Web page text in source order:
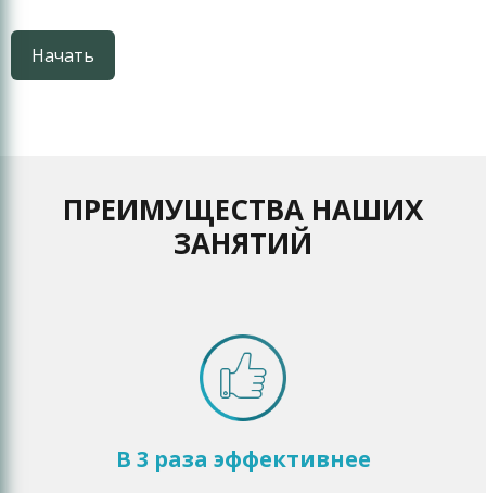
Начать
ПРЕИМУЩЕСТВА НАШИХ
ЗАНЯТИЙ
В 3 раза эффективнее